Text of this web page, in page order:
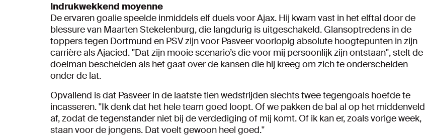
Indrukwekkend moyenne
De ervaren goalie speelde inmiddels elf duels voor Ajax. Hij kwam vast in het elftal door de
blessure van Maarten Stekelenburg, die langdurig is uitgeschakeld. Glansoptredens in de
toppers tegen Dortmund en PSV zijn voor Pasveer voorlopig absolute hoogtepunten in zijn
carrière als Ajacied. ''Dat zijn mooie scenario’s die voor mij persoonlijk zijn ontstaan'', stelt de
doelman bescheiden als het gaat over de kansen die hij kreeg om zich te onderscheiden
onder de lat.
Opvallend is dat Pasveer in de laatste tien wedstrijden slechts twee tegengoals hoefde te
incasseren. ''Ik denk dat het hele team goed loopt. Of we pakken de bal al op het middenveld
af, zodat de tegenstander niet bij de verdediging of mij komt. Of ik kan er, zoals vorige week,
staan voor de jongens. Dat voelt gewoon heel goed.''